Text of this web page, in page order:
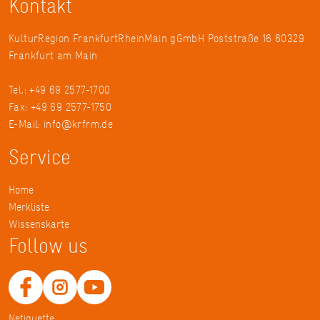
KulturRegion FrankfurtRheinMain gGmbH Poststraße 16 60329
Frankfurt am Main
Tel.: +49 69 2577-1700
Fax: +49 69 2577-1750
E-Mail: info@krfrm.de
Service
Home
Merkliste
Wissenskarte
Follow us